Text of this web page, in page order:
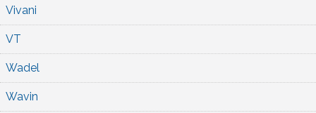
Vivani
VT
Wadel
Wavin